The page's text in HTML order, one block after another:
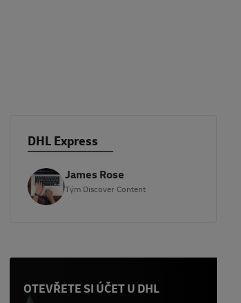
DHL Express
James Rose
Tým Discover Content
OTEVŘETE SI ÚČET U DHL